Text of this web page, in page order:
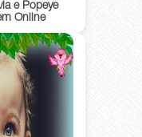
e Popeye
Online